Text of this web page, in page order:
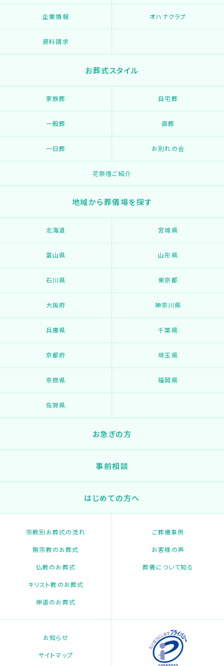
企業情報 オハナクラブ
資料請求
お葬式スタイル
家族葬 自宅葬
一般葬 直葬
一日葬 お別れの会
花祭壇ご紹介
地域から葬儀場を探す
北海道 宮城県
富山県 山形県
石川県 東京都
大阪府 神奈川県
兵庫県 千葉県
京都府 埼玉県
奈良県 福岡県
佐賀県
お急ぎの方
事前相談
はじめての方へ
宗教別お葬式の流れ
無宗教のお葬式
仏教のお葬式
キリスト教のお葬式
神道のお葬式
ご葬儀事例
お客様の声
葬儀について知る
お知らせ
サイトマップ